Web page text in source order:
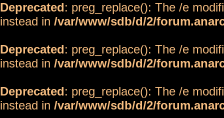
Deprecated: preg_replace(): The /e
instead in /var/www/sdb/d/2/
Deprecated: preg_replace(): The /e
instead in /var/www/sdb/d/2/
Deprecated: preg_replace(): The /e
instead in /var/www/sdb/d/2/